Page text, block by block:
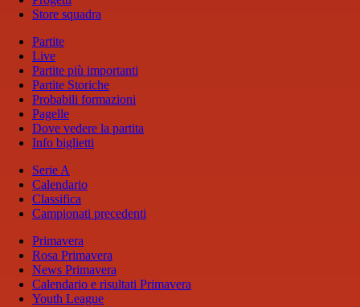
Store squadra
Partite
Live
Partite più importanti
Partite Storiche
Probabili formazioni
Pagelle
Dove vedere la partita
Info biglietti
Serie A
Calendario
Classifica
Campionati precedenti
Primavera
Rosa Primavera
News Primavera
Calendario e risultati Primavera
Youth League